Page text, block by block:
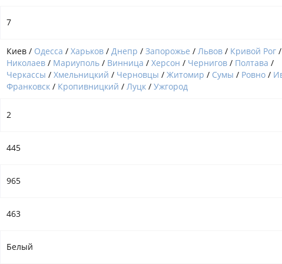
7
Киев / Одесса / Харьков / Днепр / Запорожье / Львов / Кривой Рог /
Николаев / Мариуполь / Винница / Херсон / Чернигов / Полтава /
Черкассы / Хмельницкий / Черновцы / Житомир / Сумы / Ровно /
Франковск / Кропивницкий / Луцк / Ужгород
2
445
965
463
Белый